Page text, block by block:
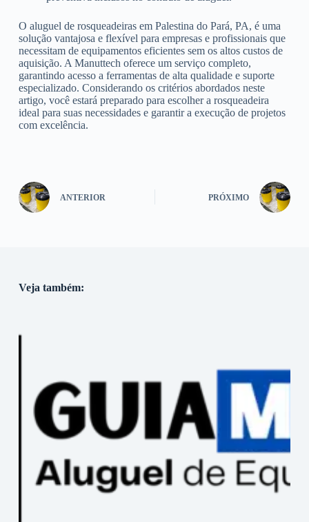
O aluguel de rosqueadeiras em Palestina do Pará, PA, é uma
solução vantajosa e flexível para empresas e profissionais que
necessitam de equipamentos eficientes sem os altos custos de
aquisição. A Manuttech oferece um serviço completo,
garantindo acesso a ferramentas de alta qualidade e suporte
especializado. Considerando os critérios abordados neste
artigo, você estará preparado para escolher a rosqueadeira
ideal para suas necessidades e garantir a execução de projetos
com excelência.
ANTERIOR PRÓXIMO
Veja também: